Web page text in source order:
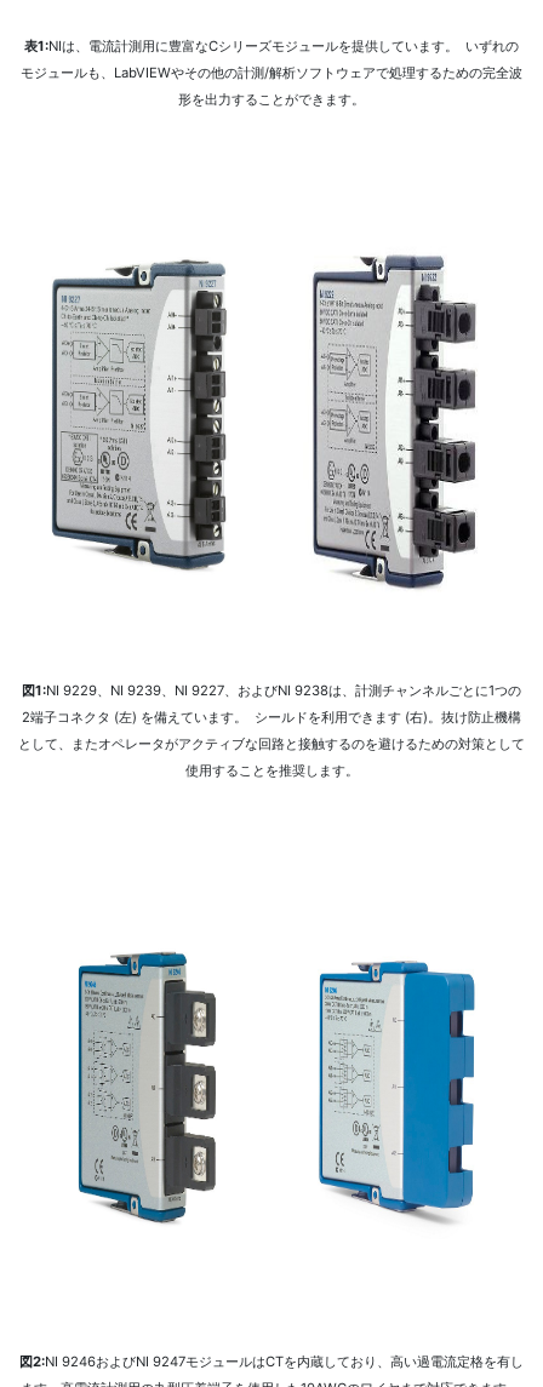
表1:NIは、電流計測用に豊富なCシリーズモジュールを提供しています。 いずれの
モジュールも、LabVIEWやその他の計測/解析ソフトウェアで処理するための完全波
形を出力することができます。
図1:NI 9229、NI 9239、NI 9227、およびNI 9238は、計測チャンネルごとに1つの
2端子コネクタ (左) を備えています。 シールドを利用できます (右)。抜け防止機構
として、またオペレータがアクティブな回路と接触するのを避けるための対策として
使用することを推奨します。
図2:NI 9246およびNI 9247モジュールはCTを内蔵しており、高い過電流定格を有し